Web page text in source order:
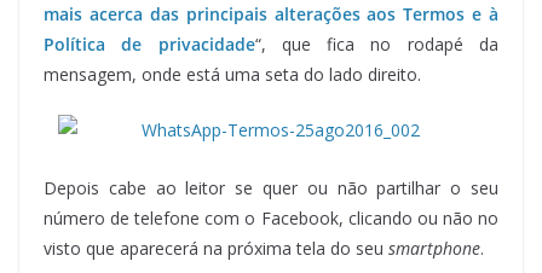
mais acerca das principais alterações aos Termos e à
Política de privacidade“, que fica no rodapé da
mensagem, onde está uma seta do lado direito.
Depois cabe ao leitor se quer ou não partilhar o seu
número de telefone com o Facebook, clicando ou não no
visto que aparecerá na próxima tela do seu smartphone.